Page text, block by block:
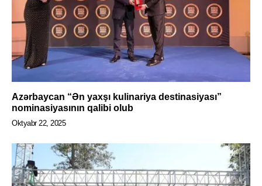
Azərbaycan “Ən yaxşı kulinariya destinasiyası”
nominasiyasının qalibi olub
Oktyabr 22, 2025